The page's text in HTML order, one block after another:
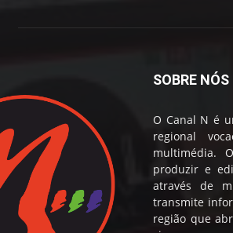
SOBRE NÓS
O Canal N é
regional
multimédia.
produzir e
através de
transmite
região que